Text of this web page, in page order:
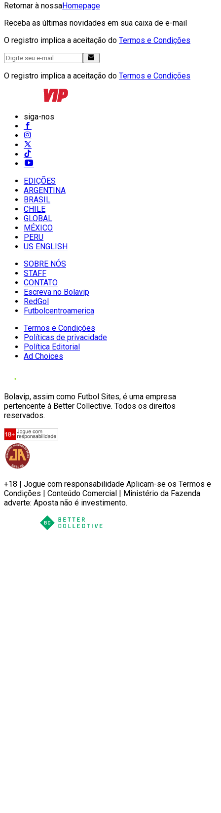
Retornar à nossaHomepage
Receba as últimas novidades em sua caixa de e-mail
O registro implica a aceitação do Termos e Condições
O registro implica a aceitação do Termos e Condições
siga-nos
EDIÇÕES
ARGENTINA
BRASIL
CHILE
GLOBAL
MÉXICO
PERU
US ENGLISH
SOBRE NÓS
STAFF
CONTATO
Escreva no Bolavip
RedGol
Futbolcentroamerica
Termos e Condições
Políticas de privacidade
Política Editorial
Ad Choices
Bolavip, assim como Futbol Sites, é uma empresa
pertencente à Better Collective. Todos os direitos
reservados.
+18 | Jogue com responsabilidade Aplicam-se os Termos e
Condições | Conteúdo Comercial | Ministério da Fazenda
adverte: Aposta não é investimento.